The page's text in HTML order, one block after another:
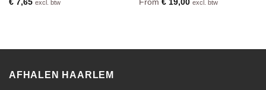
€7,65 excl. btw
From €19,00 excl. btw
AFHALEN HAARLEM